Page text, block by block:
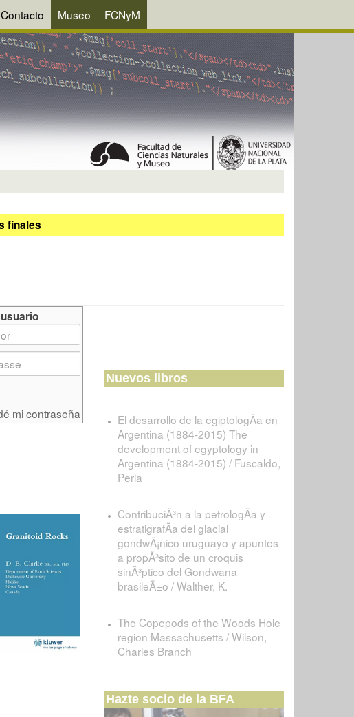
Contacto Museo FCNyM
finales
mi contraseña
Nuevos libros
El desarrollo de la egiptologÃ­a en
Argentina (1884-2015) The
development of egyptology in
Argentina (1884-2015) / Fuscaldo,
Perla
ContribuciÃ³n a la petrologÃ­a y
estratigrafÃ­a del glacial
gondwÃ¡nico uruguayo y apuntes
a propÃ³sito de un croquis
sinÃ³ptico del Gondwana
brasileÃ±o / Walther, K.
The Copepods of the Woods Hole
region Massachusetts / Wilson,
Charles Branch
Hazte socio de la BFA